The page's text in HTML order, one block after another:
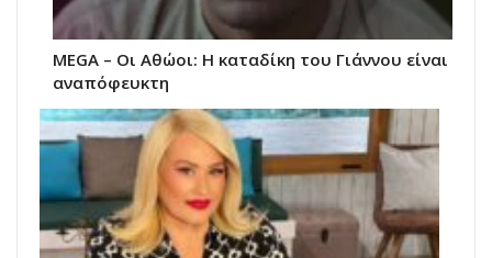
MEGA – Οι Αθώοι: Η καταδίκη του Γιάννου είναι
αναπόφευκτη